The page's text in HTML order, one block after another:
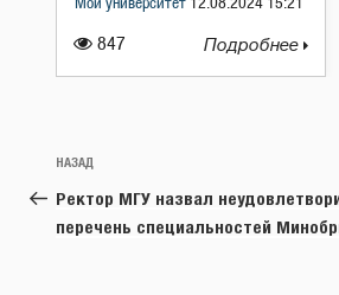
847
Мой университет 12.08.2024 15:21
Подробнее
Навигация
по
записям
Предыдущая
запись:
НАЗАД
Ректор МГУ назвал
перечень специальностей